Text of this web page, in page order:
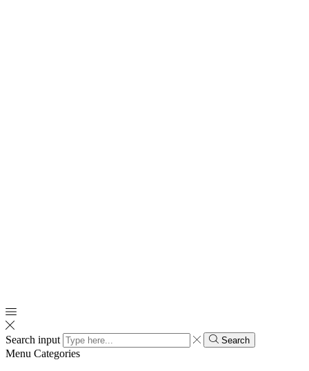
Search input Search
Menu Categories